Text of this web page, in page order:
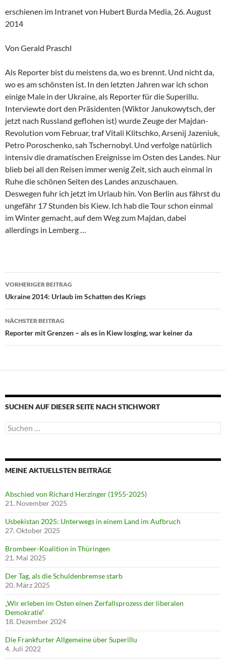
erschienen im Intranet von Hubert Burda Media, 26. August
2014
Von Gerald Praschl
Als Reporter bist du meistens da, wo es brennt. Und nicht da,
wo es am schönsten ist. In den letzten Jahren war ich schon
einige Male in der Ukraine, als Reporter für die Superillu.
Interviewte dort den Präsidenten (Wiktor Janukowytsch, der
jetzt nach Russland geflohen ist) wurde Zeuge der Majdan-
Revolution vom Februar, traf Vitali Klitschko, Arsenij Jazeniuk,
Petro Poroschenko, sah Tschernobyl. Und verfolge natürlich
intensiv die dramatischen Ereignisse im Osten des Landes. Nur
blieb bei all den Reisen immer wenig Zeit, sich auch einmal in
Ruhe die schönen Seiten des Landes anzuschauen.
Deswegen fuhr ich jetzt im Urlaub hin. Von Berlin aus fährst du
ungefähr 17 Stunden bis Kiew. Ich hab die Tour schon einmal
im Winter gemacht, auf dem Weg zum Majdan, dabei
allerdings in Lemberg …
Beitragsnavigation
VORHERIGER BEITRAG
Ukraine 2014: Urlaub im Schatten des Kriegs
NÄCHSTER BEITRAG
Reporter mit Grenzen – als es in Kiew losging, war keiner da
SUCHEN AUF DIESER SEITE NACH STICHWORT
Suche
nach:
MEINE AKTUELLSTEN BEITRÄGE
Abschied von Richard Herzinger (1955-2025)
21. November 2025
Usbekistan 2025: Unterwegs in einem Land im Aufbruch
27. Oktober 2025
Brombeer-Koalition in Thüringen
21. Mai 2025
Der Tag, als die Schuldenbremse starb
20. März 2025
„Wir erleben im Osten einen Zerfallsprozess der liberalen
Demokratie“
18. Dezember 2024
Die Frankfurter Allgemeine über Superillu
4. Juli 2022